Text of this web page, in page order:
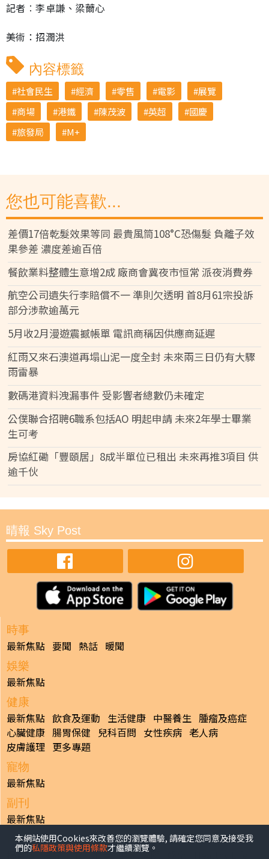
記者︰李卓謙、梁薾心
美術：招潤洪
內容標籤
社會民生 經濟 零售 電影
展覽
商場
港鐵 陳茂波 英超
國慶
旅發局
M+
您也可能喜歡...
差價17倍乾髮效果等同 最貴風筒108°C恐傷髮 負離子效
果參差 濃度差逾百倍
餐飲業料整體生意增2成 廠商會冀夜市恒常 派夜消費券
航空公司遺失行李賠償不一 準則欠透明 首8月61宗投訴
部分涉款逾萬元
5月收2月漫遊震撼帳單 電訊商稱因供應商延遲
紅雨又來石澳道再塌山泥一度全封 未來兩三日仍有大驟
雨雷暴
數碼港資料洩漏事件 受影響者總數仍未確定
公僕聯合招聘6職系包括AO 明起申請 未來2年學士畢業
生可考
房協紅磡「豐頤居」8成半單位已租出 未來再推3項目 供
逾千伙
晴報 Sky Post
時事
最新焦點 要聞 熱話 暖聞
娛樂
最新焦點
健康
最新焦點 飲食及運動 生活健康 中醫養生 腫瘤及癌症
心臟健康 腸胃保健 兒科百問 女性疾病 老人病
皮膚護理 更多專題
寵物
最新焦點
副刊
最新焦點
日報
揭頁版 港聞 財經/地產 中國/國際
本網站使用Cookies來改善您的瀏覽體驗, 請確定您同意及接受我
們的私隱政策與使用條款才繼續瀏覽。